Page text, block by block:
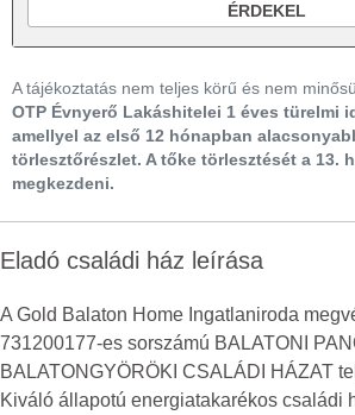
ÉRDEKEL
A tájékoztatás nem teljes körű és nem
OTP Évnyerő Lakáshitelei 1 éves türelmi
amellyel az első 12 hónapban
törlesztőrészlet. A tőke törlesztését a 13.
megkezdeni.
Eladó családi ház leírása
A Gold Balaton Home Ingatlaniroda
731200177-es sorszámú BALATONI
BALATONGYÖRÖKI CSALÁDI HÁZAT
Kiváló állapotú energiatakarékos családi